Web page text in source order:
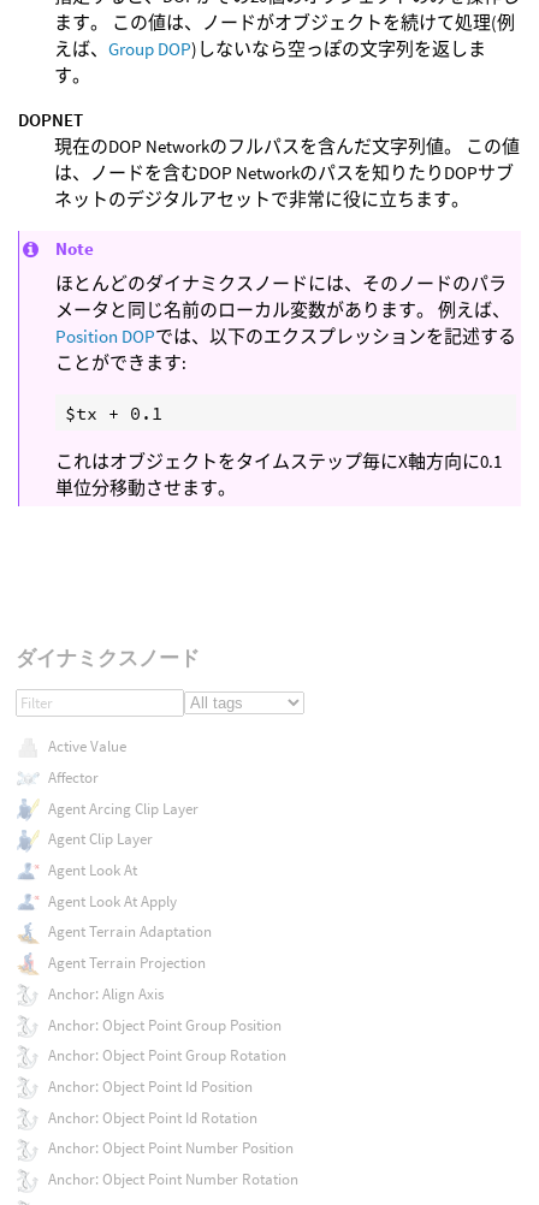
ます。 この値は、ノードがオブジェクトを続けて処理(例
えば、 Group DOP)しないなら空っぽの文字列を返しま
す。
DOPNET
現在のDOP Networkのフルパスを含んだ文字列値。 この値
は、ノードを含むDOP Networkのパスを知りたりDOPサブ
ネットのデジタルアセットで非常に役に立ちます。
Note
ほとんどのダイナミクスノードには、そのノードのパラ
メータと同じ名前のローカル変数があります。 例えば、
Position DOPでは、以下のエクスプレッションを記述する
ことができます:
これはオブジェクトをタイムステップ毎にX軸方向に0.1
単位分移動させます。
ダイナミクスノード
Active Value
Affector
Agent Arcing Clip Layer
Agent Clip Layer
Agent Look At
Agent Look At Apply
Agent Terrain Adaptation
Agent Terrain Projection
Anchor: Align Axis
Anchor: Object Point Group Position
Anchor: Object Point Group Rotation
Anchor: Object Point Id Position
Anchor: Object Point Id Rotation
Anchor: Object Point Number Position
Anchor: Object Point Number Rotation